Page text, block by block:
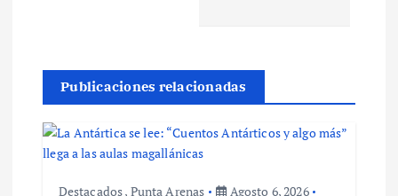
Publicaciones relacionadas
Destacados, Punta Arenas Agosto 6, 2026